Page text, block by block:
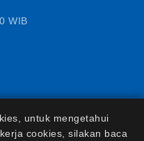
WIB
untuk mengetahui
cookies, silakan baca